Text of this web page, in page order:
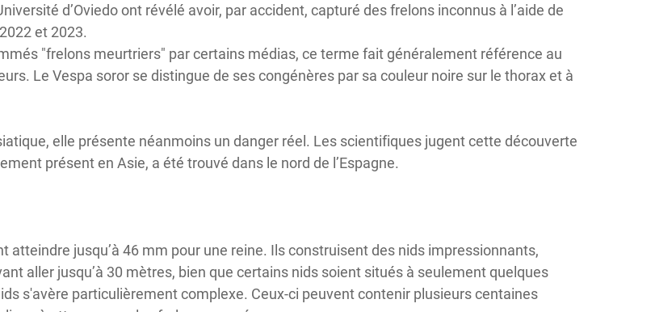
d’Oviedo ont révélé avoir, par accident, capturé des frelons inconnus à l’aide de
et 2023.
"frelons meurtriers" par certains médias, ce terme fait généralement référence au
Le Vespa soror se distingue de ses congénères par sa couleur noire sur le thorax et à
elle présente néanmoins un danger réel. Les scientifiques jugent cette découverte
présent en Asie, a été trouvé dans le nord de l’Espagne.
jusqu’à 46 mm pour une reine. Ils construisent des nids impressionnants,
aller jusqu’à 30 mètres, bien que certains nids soient situés à seulement quelques
s'avère particulièrement complexe. Ceux-ci peuvent contenir plusieurs centaines